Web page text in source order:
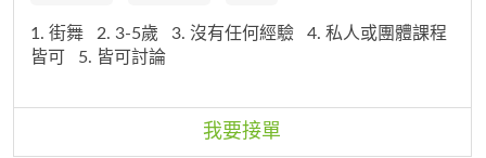
1. 街舞 2. 3-5歲 3. 沒有任何經驗
4. 私人或團體課程
皆可
5. 皆可討論
我要接單